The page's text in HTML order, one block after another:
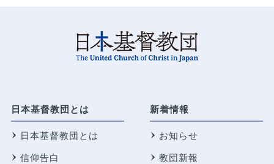
日本基督教団とは
日本基督教団とは
信仰告白
新着情報
お知らせ
教団新報